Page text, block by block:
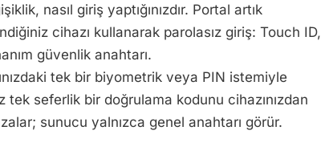
nasıl giriş yaptığınızdır. Portal artık
cihazı kullanarak parolasız giriş: Touch ID,
güvenlik anahtarı.
tek bir biyometrik veya PIN istemiyle
tek seferlik bir doğrulama kodunu cihazınızdan
sunucu yalnızca genel anahtarı görür.